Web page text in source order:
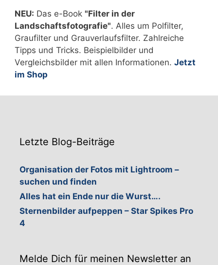
NEU: Das e-Book "Filter in der
Landschaftsfotografie". Alles um Polfilter,
Graufilter und Grauverlaufsfilter. Zahlreiche
Tipps und Tricks. Beispielbilder und
Vergleichsbilder mit allen Informationen. Jetzt
im Shop
Letzte Blog-Beiträge
Organisation der Fotos mit Lightroom –
suchen und finden
Alles hat ein Ende nur die Wurst….
Sternenbilder aufpeppen – Star Spikes Pro
4
Melde Dich für meinen Newsletter an